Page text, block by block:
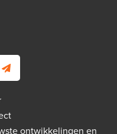
ontwikkelingen en